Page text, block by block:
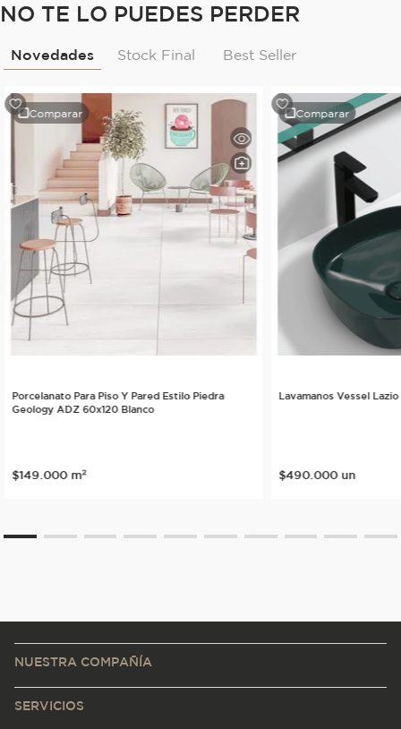
NO TE LO PUEDES PERDER
Novedades Stock Final Best Seller
Comparar
Porcelanato Para Piso Y Pared Estilo Piedra
Geology ADZ 60x120 Blanco
$149. 000 m²
Comparar
Lavamanos Vessel
$490.000 un
NUESTRA COMPAÑÍA
SERVICIOS